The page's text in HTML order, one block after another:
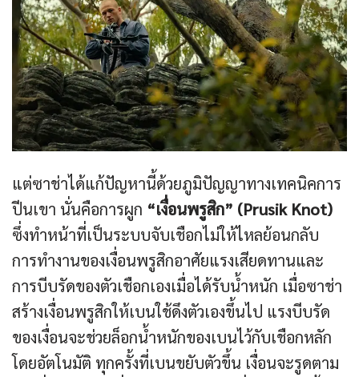
แต่ซาช่าได้แก้ปัญหานี้ด้วยภูมิปัญญาทางเทคนิคการ
ปีนเขา นั่นคือการผูก “เงื่อนพรูสิก” (Prusik Knot)
ซึ่งทำหน้าที่เป็นระบบจับเชือกไม่ให้ไหลย้อนกลับ
การทำงานของเงื่อนพรูสิกอาศัยแรงเสียดทานและ
การบีบรัดของตัวเชือกเองเมื่อได้รับน้ำหนัก เมื่อซาช่า
สร้างเงื่อนพรูสิกให้เบนใช้ดึงตัวเองขึ้นไป แรงบีบรัด
ของเงื่อนจะช่วยล็อกน้ำหนักของเบนไว้กับเชือกหลัก
โดยอัตโนมัติ ทุกครั้งที่เบนขยับตัวขึ้น เงื่อนจะรูดตาม